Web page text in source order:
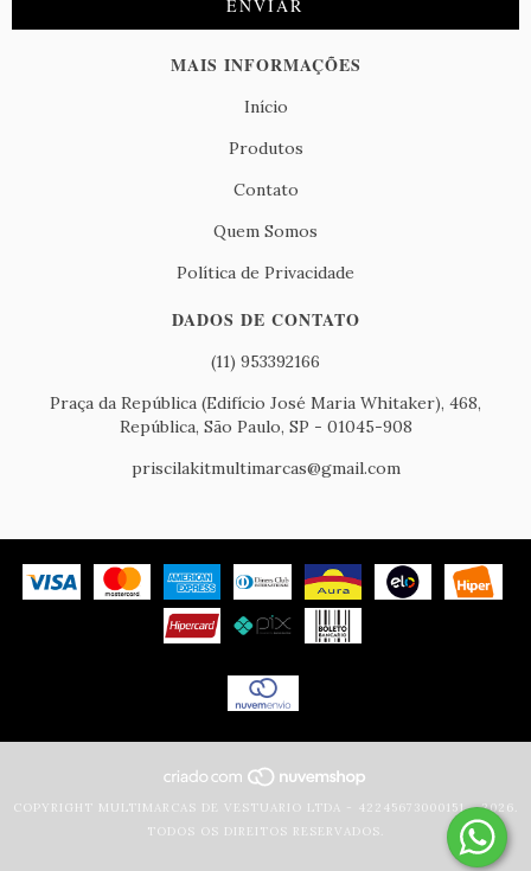
MAIS INFORMAÇÕES
Início
Produtos
Contato
Quem Somos
Política de Privacidade
DADOS DE CONTATO
(11) 953392166
Praça da República (Edifício José Maria Whitaker), 468,
República, São Paulo, SP - 01045-908
priscilakitmultimarcas@gmail.com
COPYRIGHT MULTIMARCAS DE VESTUARIO LTDA - 42245673000151 - 2026.
TODOS OS DIREITOS RESERVADOS.